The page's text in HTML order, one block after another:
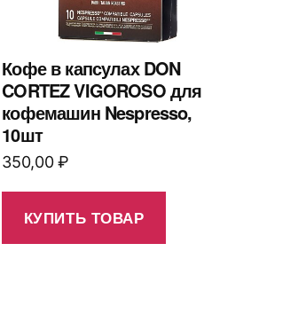
Кофе в капсулах DON
CORTEZ VIGOROSO для
кофемашин Nespresso,
10шт
350,00₽
КУПИТЬ ТОВАР